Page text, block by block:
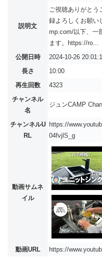
説明文
ご視聴ありがとう
録よろしくお願い
mp.com/以下、一
ます。https://ro...
公開日時
2024-10-26
長さ
10:00
再生回数
4323
チャンネル
名
ジュンCAMP
チャンネルU
RL
https://
04fvjlS_g
動画サムネ
イル
動画URL https://